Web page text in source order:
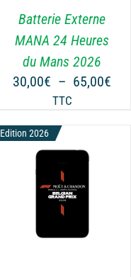
Batterie Externe
MANA 24 Heures
du Mans 2026
30,00€ – 65,00€
TTC
LES
OPTIONS
PEUVENT
ÊTRE
CHOISIES
SUR
LA
PAGE
PRODUIT
Edition 2026
CHOIX DES OPTIONS
CE
PRODUIT
A